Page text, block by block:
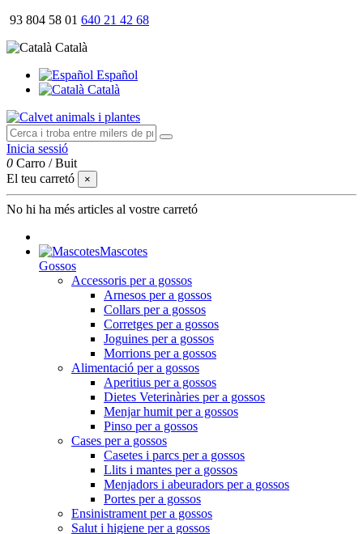
93 804 58 01 640 21 42 68
Català
Español
Català
Inicia sessió
0 Carro /Buit
El teu carretó
×
No hi ha més articles al vostre carretó
Mascotes
Gossos
Accessoris per a gossos
Arnesos per a gossos
Collars per a gossos
Corretges per a gossos
Joguines per a gossos
Morrions per a gossos
Alimentació per a gossos
Aperitius per a gossos
Dietes Veterinàries per a gossos
Menjar humit per a gossos
Pinso per a gossos
Cases per a gossos
Casetes i parcs per a gossos
Llits i mantes per a gossos
Menjadors i abeuradors per a gossos
Portes per a gossos
Ensinistrament per a gossos
Salut i higiene per a gossos